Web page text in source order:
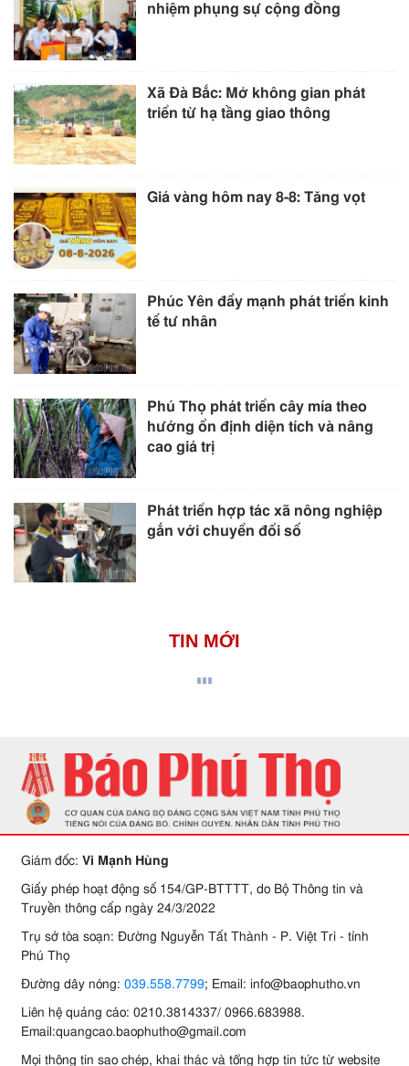
nhiệm phụng sự cộng đồng
Xã Đà Bắc: Mở không gian phát
triển từ hạ tầng giao thông
Giá vàng hôm nay 8-8: Tăng vọt
Phúc Yên đẩy mạnh phát triển kinh
tế tư nhân
Phú Thọ phát triển cây mía theo
hướng ổn định diện tích và nâng
cao giá trị
Phát triển hợp tác xã nông nghiệp
gắn với chuyển đổi số
TIN MỚI
Giám đốc: Vi Mạnh Hùng
Giấy phép hoạt động số 154/GP-BTTTT, do Bộ Thông tin và
Truyền thông cấp ngày 24/3/2022
Trụ sở tòa soạn: Đường Nguyễn Tất Thành - P. Việt Trì - tỉnh
Phú Thọ
Đường dây nóng: 039.558.7799; Email: info@baophutho.vn
Liên hệ quảng cáo: 0210.3814337/ 0966.683988.
Email:quangcao.baophutho@gmail.com
Mọi thông tin sao chép, khai thác và tổng hợp tin tức từ website